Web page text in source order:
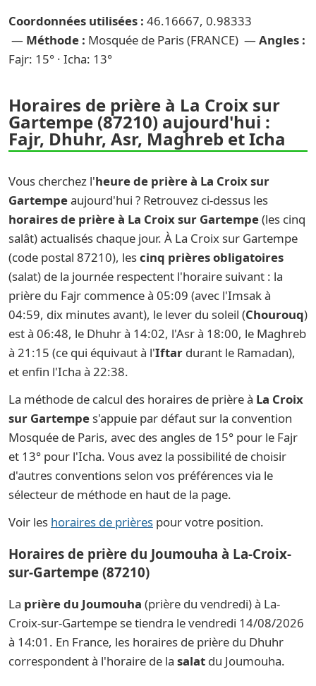
Coordonnées utilisées : 46.16667, 0.98333
— Méthode : Mosquée de Paris (FRANCE) — Angles :
Fajr: 15° · Icha: 13°
Horaires de prière à La Croix sur
Gartempe (87210) aujourd'hui :
Fajr, Dhuhr, Asr, Maghreb et Icha
Vous cherchez l'heure de prière à La Croix sur
Gartempeaujourd'hui ? Retrouvez ci-dessus les
horaires de prière à La Croix sur Gartempe(les cinq
salât) actualisés chaque jour. À La Croix sur Gartempe
(code postal 87210), lescinq prières obligatoires
(salat) de la journée respectent l'horaire suivant : la
prière du Fajr commence à 05:09 (avec l'Imsak à
04:59, dix minutes avant), le lever du soleil (Chourouq)
est à 06:48, le Dhuhr à 14:02, l'Asr à 18:00, le Maghreb
à 21:15 (ce qui équivaut à l'Iftar durant le Ramadan),
et enfin l'Icha à 22:38.
La méthode de calcul des horaires de prière à La Croix
sur Gartempe s'appuie par défaut sur la convention
Mosquée de Paris, avec des angles de 15° pour le Fajr
et 13° pour l'Icha. Vous avez la possibilité de choisir
d'autres conventions selon vos préférences via le
sélecteur de méthode en haut de la page.
Voir les horaires de prières pour votre position.
Horaires de prière du Joumouha à La-Croix-
sur-Gartempe (87210)
La prière du Joumouha (prière du vendredi) à La-
Croix-sur-Gartempe se tiendra le vendredi 14/08/2026
à 14:01. En France, les horaires de prière du Dhuhr
correspondent à l'horaire de la salat du Joumouha.